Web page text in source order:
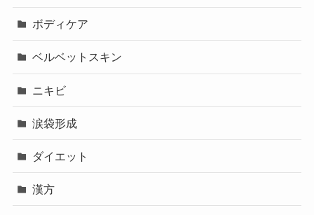
ボディケア
ベルベットスキン
ニキビ
涙袋形成
ダイエット
漢方